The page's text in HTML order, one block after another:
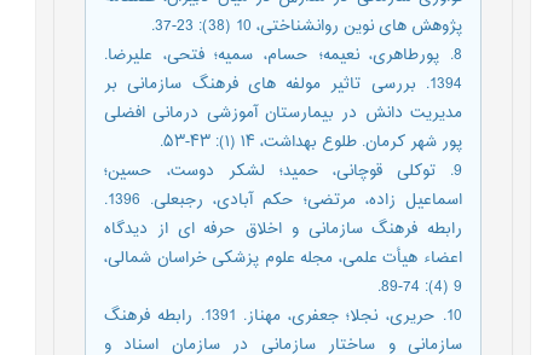
پژوهش های نوین روانشناختی، 10 (38): 23-37.
8. پورطاهری، نعیمه؛ حسام، سمیه؛ فتحی، علیرضا.
1394. بررسی تاثیر مولفه های فرهنگ سازمانی بر
مدیریت دانش در بیمارستان آموزشی درمانی افضلی
پور شهر کرمان. طلوع بهداشت، ۱۴ (۱): ۴۳-۵۳.
9. توکلی قوچانی، حمید؛ لشکر دوست، حسین؛
اسماعیل زاده، مرتضی؛ حکم آبادی، رجبعلی. 1396.
رابطه فرهنگ سازمانی و اخلاق حرفه ای از دیدگاه
اعضاء هیأت علمی، مجله علوم پزشکی خراسان شمالی،
9 (4): 74-89.
10. حریری، نجلا؛ جعفری، مهناز. 1391. رابطه فرهنگ
سازمانی و ساختار سازمانی در سازمان اسناد و